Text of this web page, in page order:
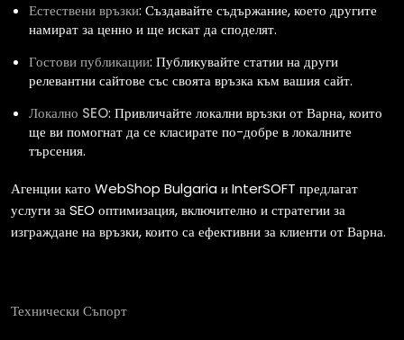
Естествени връзки: Създавайте съдържание, което другите
намират за ценно и ще искат да споделят.
Гостови публикации: Публикувайте статии на други
релевантни сайтове със своята връзка към вашия сайт.
Локално SEO: Привличайте локални връзки от Варна, които
ще ви помогнат да се класирате по-добре в локалните
търсения.
Агенции като WebShop Bulgaria и InterSOFT предлагат
услуги за SEO оптимизация, включително и стратегии за
изграждане на връзки, които са ефективни за клиенти от Варна.
Технически Съпорт